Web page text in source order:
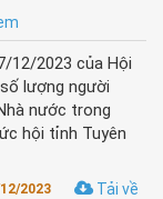
12/2023 của Hội
lượng người
nước trong
hội tỉnh Tuyên
2023
Tải về